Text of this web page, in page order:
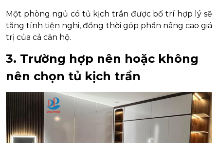
Một phòng ngủ có tủ kịch trần được bố trí hợp lý sẽ
tăng tính tiện nghi, đồng thời góp phần nâng cao giá
trị của cả căn hộ.
3. Trường hợp nên hoặc không
nên chọn tủ kịch trần